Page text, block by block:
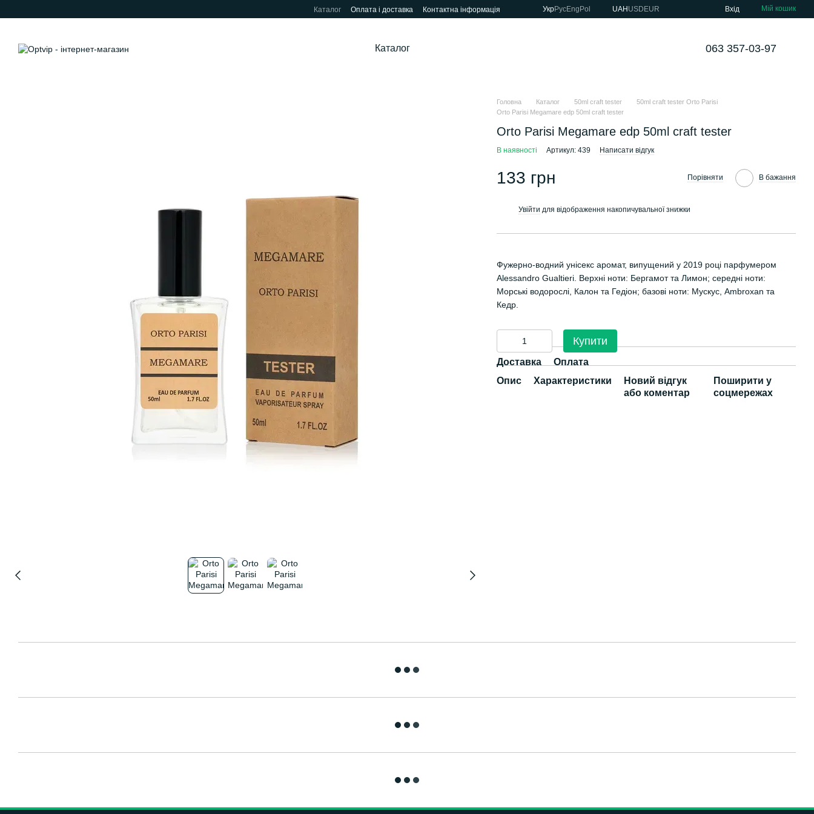
Каталог Оплата і доставка Контактна інформація УкрРусEng Pol UAH USD EUR Вхід Мій кошик
Каталог 063 357-03-97
Головна Каталог 50ml craft tester
50ml craft tester Orto Parisi
Orto Parisi Megamare edp 50ml craft tester
Orto Parisi Megamare edp 50ml craft tester
В наявності Артикул: 439 Написати відгук
133 грн Порівняти В бажання
Увійти для відображення накопичувальної знижки
Фужерно-водний унісекс аромат, випущений у 2019 році парфумером
Alessandro Gualtieri. Верхні ноти: Бергамот та Лимон; середні ноти:
Морські водорослі, Калон та Гедіон; базові ноти: Мускус, Ambroxan та
Кедр.
Купити
Доставка
Оплата
Опис
Характеристики
Новий відгук
або коментар
Поширити у
соцмережах